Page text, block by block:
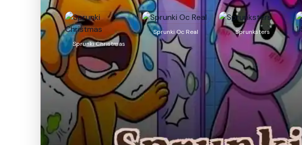
Sprunki Christmas
Sprunki Oc Real
Sprunksters